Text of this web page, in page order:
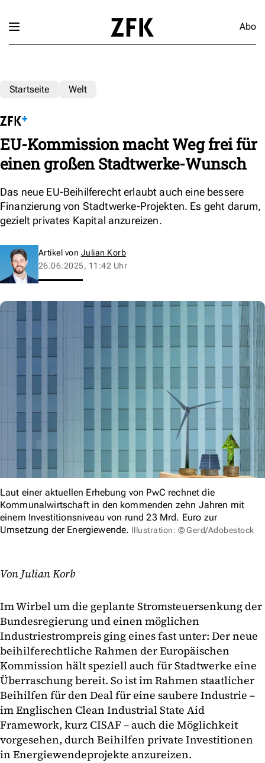
Abo
Startseite Welt
EU-Kommission macht Weg frei für
einen großen Stadtwerke-Wunsch
Das neue EU-Beihilferecht erlaubt auch eine bessere
Finanzierung von Stadtwerke-Projekten. Es geht darum,
gezielt privates Kapital anzureizen.
Artikel von Julian Korb
26.06.2025, 11:42 Uhr
Laut einer aktuellen Erhebung von PwC rechnet die
Kommunalwirtschaft in den kommenden zehn Jahren mit
einem Investitionsniveau von rund 23 Mrd. Euro zur
Umsetzung der Energiewende. Illustration: © Gerd/Adobestock
Von Julian Korb
Im Wirbel um die geplante Stromsteuersenkung der
Bundesregierung und einen möglichen
Industriestrompreis ging eines fast unter: Der neue
beihilferechtliche Rahmen der Europäischen
Kommission hält speziell auch für Stadtwerke eine
Überraschung bereit. So ist im Rahmen staatlicher
Beihilfen für den Deal für eine saubere Industrie –
im Englischen Clean Industrial State Aid
Framework, kurz CISAF – auch die Möglichkeit
vorgesehen, durch Beihilfen private Investitionen
in Energiewendeprojekte anzureizen.